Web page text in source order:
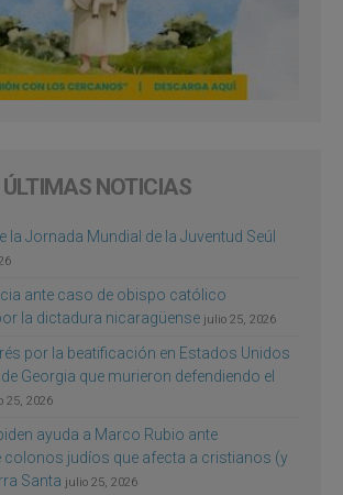
ÚLTIMAS NOTICIAS
la Jornada Mundial de la Juventud Seúl
ante caso de obispo católico
la dictadura nicaragüense julio 25, 2026
por la beatificación en Estados Unidos
Georgia que murieron defendiendo el
25, 2026
ayuda a Marco Rubio ante
colonos judíos que afecta a cristianos (y
Santa julio 25, 2026